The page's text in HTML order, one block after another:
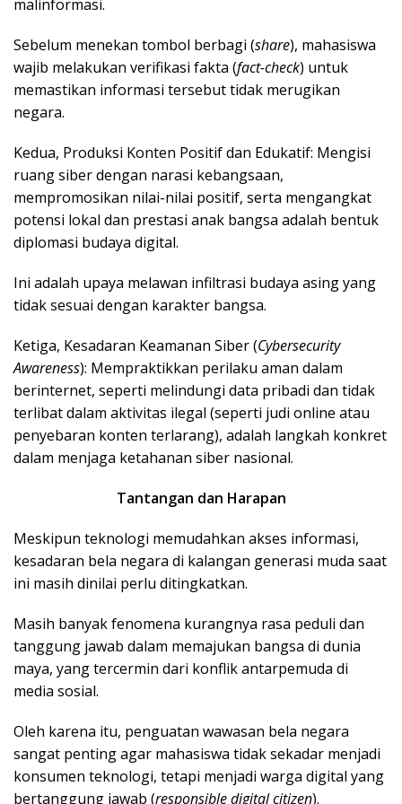
malinformasi.
Sebelum menekan tombol berbagi (share), mahasiswa
wajib melakukan verifikasi fakta (fact-check) untuk
memastikan informasi tersebut tidak merugikan
negara.
Kedua, Produksi Konten Positif dan Edukatif: Mengisi
ruang siber dengan narasi kebangsaan,
mempromosikan nilai-nilai positif, serta mengangkat
potensi lokal dan prestasi anak bangsa adalah bentuk
diplomasi budaya digital.
Ini adalah upaya melawan infiltrasi budaya asing yang
tidak sesuai dengan karakter bangsa.
Ketiga, Kesadaran Keamanan Siber (Cybersecurity
Awareness): Mempraktikkan perilaku aman dalam
berinternet, seperti melindungi data pribadi dan tidak
terlibat dalam aktivitas ilegal (seperti judi online atau
penyebaran konten terlarang), adalah langkah konkret
dalam menjaga ketahanan siber nasional.
Tantangan dan Harapan
Meskipun teknologi memudahkan akses informasi,
kesadaran bela negara di kalangan generasi muda saat
ini masih dinilai perlu ditingkatkan.
Masih banyak fenomena kurangnya rasa peduli dan
tanggung jawab dalam memajukan bangsa di dunia
maya, yang tercermin dari konflik antarpemuda di
media sosial.
Oleh karena itu, penguatan wawasan bela negara
sangat penting agar mahasiswa tidak sekadar menjadi
konsumen teknologi, tetapi menjadi warga digital yang
bertanggung jawab (responsible digital citizen).